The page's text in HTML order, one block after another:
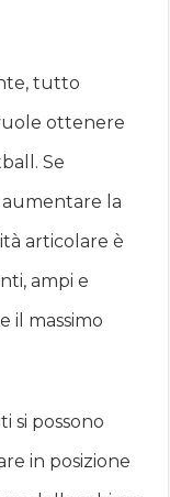
tutto
ottenere
Se
aumentare la
articolare è
ampi e
il massimo
si possono
in posizione